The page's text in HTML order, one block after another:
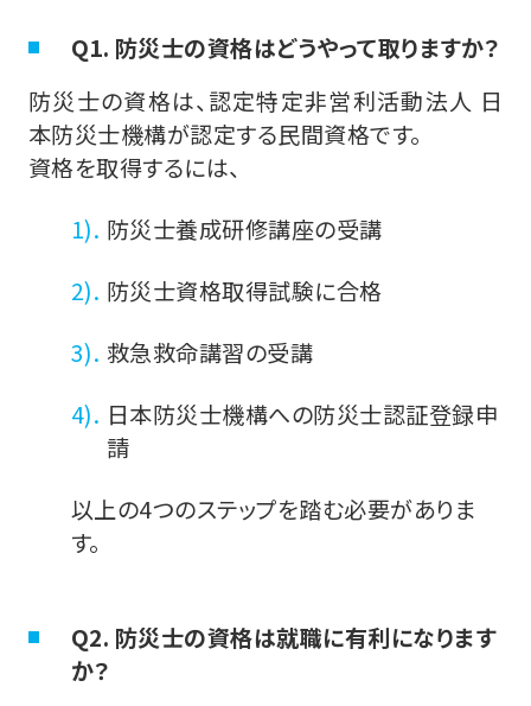
Q1. 防災士の資格はどうやって取りますか？
防災士の資格は、認定特定非営利活動法人 日
本防災士機構が認定する民間資格です。
資格を取得するには、
防災士養成研修講座の受講
防災士資格取得試験に合格
救急救命講習の受講
日本防災士機構への防災士認証登録申
請
以上の4つのステップを踏む必要がありま
す。
Q2. 防災士の資格は就職に有利になります
か？